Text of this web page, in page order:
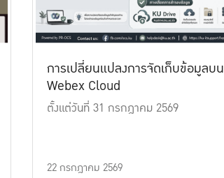
การเปลี่ยนแปลงการจัดเก็บข้อมูลบน
Webex Cloud
ตั้งแต่วันที่ 31 กรกฎาคม 2569
22 กรกฎาคม 2569